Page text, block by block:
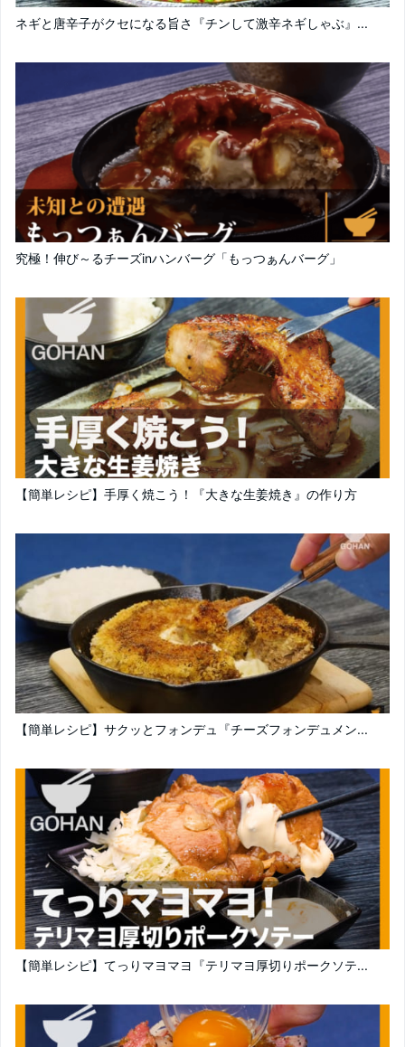
ネギと唐辛子がクセになる旨さ『チンして激辛ネギしゃぶ』...
究極！伸び～るチーズinハンバーグ「もっつぁんバーグ」
【簡単レシピ】手厚く焼こう！『大きな生姜焼き』の作り方
【簡単レシピ】サクッとフォンデュ『チーズフォンデュメン...
【簡単レシピ】てっりマヨマヨ『テリマヨ厚切りポークソテ...